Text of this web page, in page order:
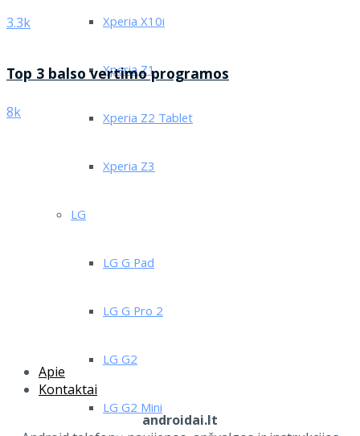
Xperia X10i
Xperia Z1
Xperia Z2 Tablet
Xperia Z3
LG
LG G Pad
LG G Pro 2
LG G2
LG G2 Mini
3.3k
Top 3 balso vertimo programos
8k
Apie
Kontaktai
androidai.lt